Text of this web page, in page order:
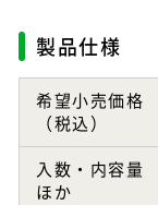
製品仕様
希望小売価格
（税込）
入数・内容量
ほか